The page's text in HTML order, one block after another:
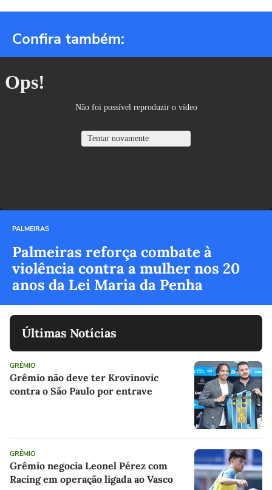
Confira também:
PALMEIRAS
Palmeiras reforça combate à
violência contra a mulher nos 20
anos da Lei Maria da Penha
Últimas Notícias
GRÊMIO
Grêmio não deve ter Krovinovic
contra o São Paulo por entrave
GRÊMIO
Grêmio negocia Leonel Pérez com
Racing em operação ligada ao Vasco